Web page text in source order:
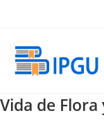
Vida de